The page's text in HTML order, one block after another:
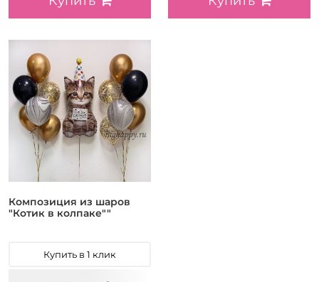
Композиция из шаров
"Котик в колпаке""
Купить в 1 клик